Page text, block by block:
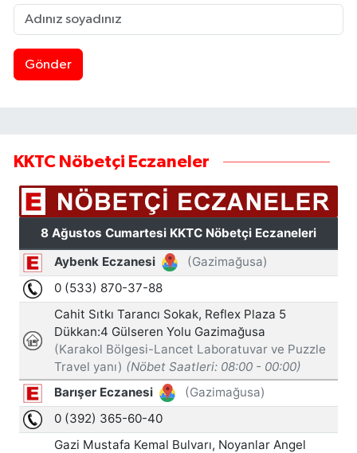
Gönder
KKTC Nöbetçi Eczaneler